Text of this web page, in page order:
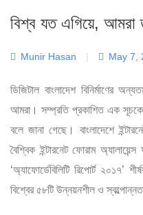
বিশ্ব যত এগিয়ে, আমরা
Munir Hasan | May 7,
ডিজিটাল বাংলাদেশ বিনির্মাণের
আমরা। সম্প্রতি প্রকাশিত এক সূচকে
বলে জানা গেছে। বাংলাদেশে
বৈশ্বিক ইন্টারনেট ফোরাম
‘অ্যাফোর্ডেবিলিটি রিপোর্ট ২০১৭’
বিশ্বের ৫৮টি উন্নয়নশীল ও